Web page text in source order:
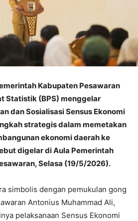
Kabupaten Pesawaran
Statistik (BPS) menggelar
dan Sosialisasi Sensus Ekonomi
strategis dalam memetakan
ekonomi daerah ke
digelar di Aula Pemerintah
Selasa (19/5/2026).
simbolis dengan pemukulan gong
Antonius Muhammad Ali,
pelaksanaan Sensus Ekonomi